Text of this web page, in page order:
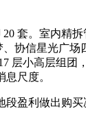
套。室内精
协信星光广
层小高层组
尺度。
利做出购买